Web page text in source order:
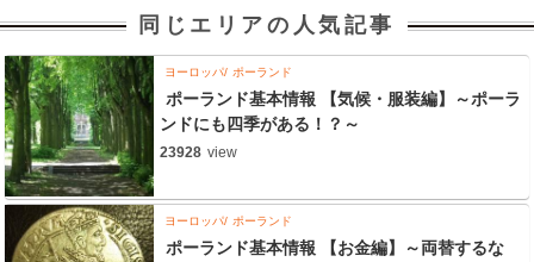
同じエリアの人気記事
ヨーロッパ ポーランド
ポーランド基本情報 【気候・服装編】～ポーラ
ンドにも四季がある！？～
23928 view
ヨーロッパ ポーランド
ポーランド基本情報 【お金編】～両替するな